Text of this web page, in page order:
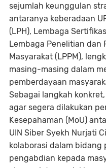
sejumlah keunggulan
antaranya keberadaan
(LPH), Lembaga
Lembaga Penelitian dan
Masyarakat (LPPM),
masing-masing dalam
pemberdayaan
Sebagai langkah
agar segera dilakukan
Kesepahaman (MoU)
UIN Siber Syekh Nurjati
kolaborasi dalam
pengabdian kepada